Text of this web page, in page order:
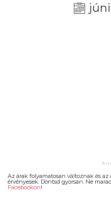
Az árak folyamatosan változnak és
érvényesek. Döntsd gyorsan. Ne
Facebookon!